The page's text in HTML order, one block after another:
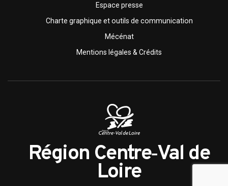
Espace presse
Charte graphique et outils de communication
Mécénat
Mentions légales & Crédits
Région Centre‑Val de
Loire